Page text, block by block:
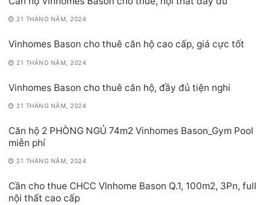
21 THÁNG NĂM, 2024
Vinhomes Bason cho thuê căn hộ cao cấp, giá cực tốt
21 THÁNG NĂM, 2024
Vinhomes Bason cho thuê căn hộ, đầy đủ tiện nghi
21 THÁNG NĂM, 2024
Căn hộ 2 PHÒNG NGỦ 74m2 Vinhomes Bason_Gym Pool
miễn phí
21 THÁNG NĂM, 2024
Cần cho thue CHCC VInhome Bason Q.1, 100m2, 3Pn, full
nội thất cao cấp